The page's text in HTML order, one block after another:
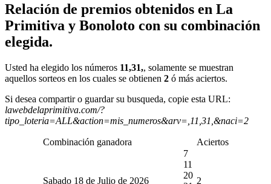
Relación de premios obtenidos en La
Primitiva y Bonoloto con su combinación
elegida.
Usted ha elegido los números 11,31,, solamente se muestran
aquellos sorteos en los cuales se obtienen 2 ó más aciertos.
Si desea compartir o guardar su busqueda, copie esta URL:
lawebdelaprimitiva.com/?
tipo_loteria=ALL&action=mis_numeros&arv=,11,31,&naci=2
Combinación ganadora Aciertos
Sabado 18 de Julio de 2026
7
11
20
2